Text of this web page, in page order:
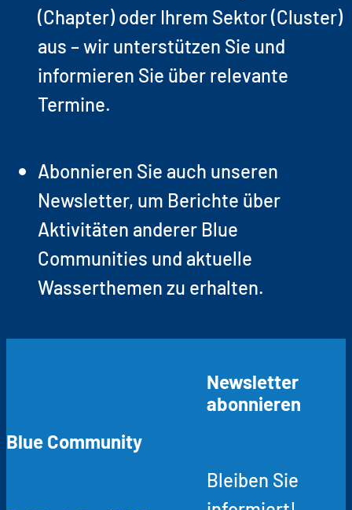
(Chapter) oder Ihrem Sektor (Cluster)
aus – wir unterstützen Sie und
informieren Sie über relevante
Termine.
Abonnieren Sie auch unseren
Newsletter, um Berichte über
Aktivitäten anderer Blue
Communities und aktuelle
Wasserthemen zu erhalten.
Blue Community
Newsletter
abonnieren
Bleiben Sie